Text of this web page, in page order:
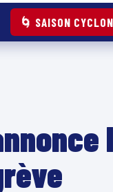
🌀 SAISON